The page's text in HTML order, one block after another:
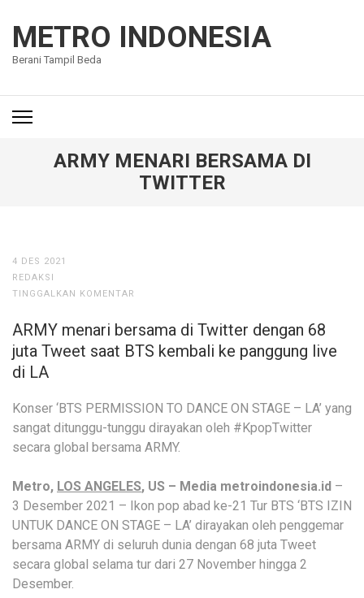
konten
(Tekan
METRO INDONESIA
Berani Tampil Beda
ARMY MENARI BERSAMA DI
TWITTER
4 DES 2021
REDAKSI
TINGGALKAN KOMENTAR
ARMY menari bersama di Twitter dengan 68
juta Tweet saat BTS kembali ke panggung live
di LA
Konser ‘BTS PERMISSION TO DANCE ON STAGE – LA’ yang
sangat ditunggu-tunggu dirayakan oleh #KpopTwitter
secara global bersama ARMY.
Metro, LOS ANGELES, US – Media metroindonesia.id –
3 Desember 2021 – Ikon pop abad ke-21 Tur BTS ‘BTS IZIN
UNTUK DANCE ON STAGE – LA’ dirayakan oleh penggemar
bersama ARMY di seluruh dunia dengan 68 juta Tweet
secara global selama tur dari 27 November hingga 2
Desember.